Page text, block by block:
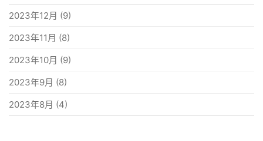
2023年12月 (9)
2023年11月 (8)
2023年10月 (9)
2023年9月 (8)
2023年8月 (4)